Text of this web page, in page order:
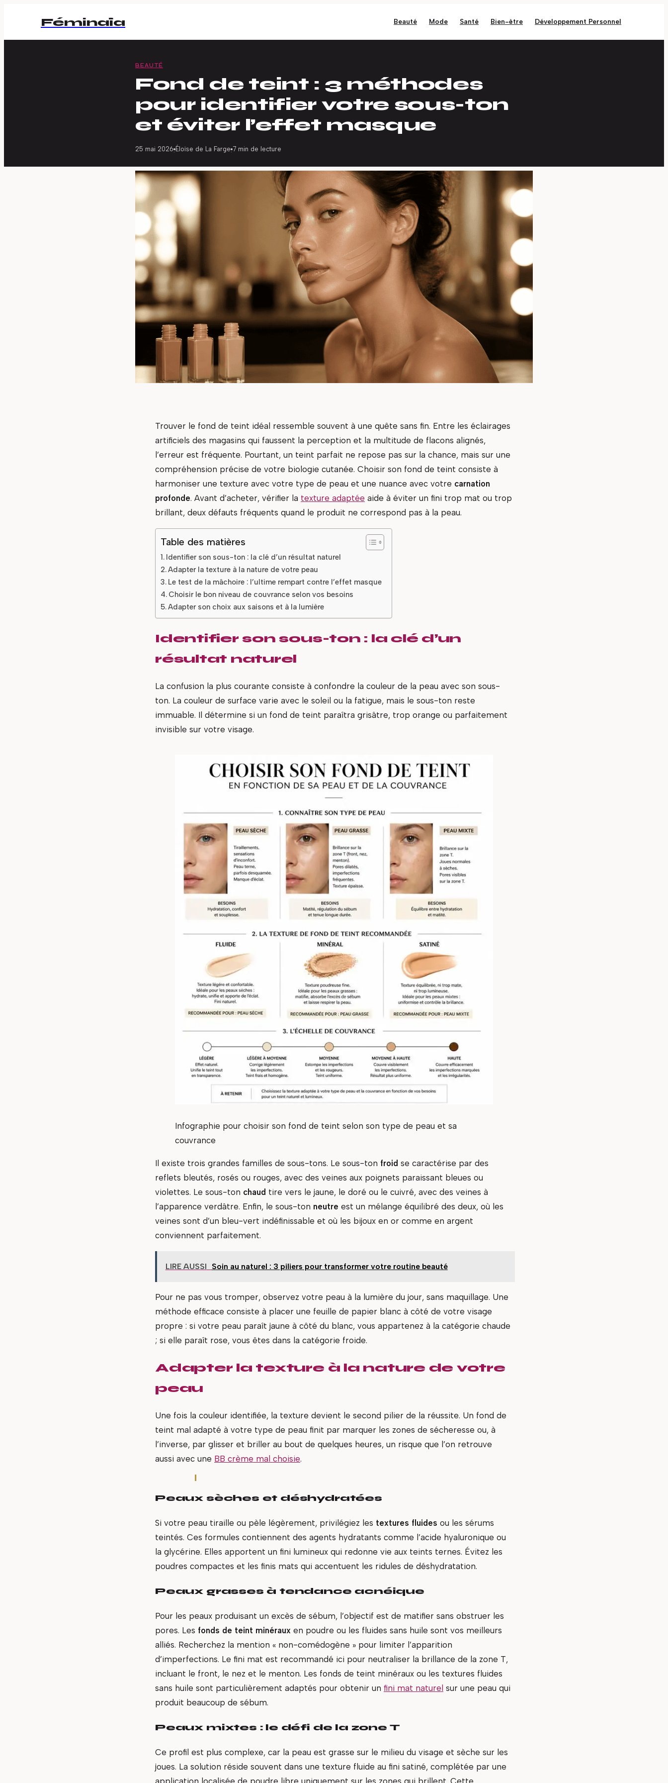
Féminaïa Beauté Mode Santé Bien-être Développement Personnel
BEAUTÉ
Fond de teint : 3 méthodes
pour identifier votre sous-ton
et éviter l’effet masque
25 mai 2026· Éloïse de La Farge·7 min de lecture
Trouver le fond de teint idéal ressemble souvent à une quête sans fin. Entre les éclairages
artificiels des magasins qui faussent la perception et la multitude de flacons alignés,
l’erreur est fréquente. Pourtant, un teint parfait ne repose pas sur la chance, mais sur une
compréhension précise de votre biologie cutanée. Choisir son fond de teint consiste à
harmoniser une texture avec votre type de peau et une nuance avec votre carnation
profonde. Avant d’acheter, vérifier la texture adaptée aide à éviter un fini trop mat ou trop
brillant, deux défauts fréquents quand le produit ne correspond pas à la peau.
Table des matières
Identifier son sous-ton : la clé d’un résultat naturel
Adapter la texture à la nature de votre peau
Le test de la mâchoire : l’ultime rempart contre l’effet masque
Choisir le bon niveau de couvrance selon vos besoins
Adapter son choix aux saisons et à la lumière
Identifier son sous-ton : la clé d’un
résultat naturel
La confusion la plus courante consiste à confondre la couleur de la peau avec son sous-
ton. La couleur de surface varie avec le soleil ou la fatigue, mais le sous-ton reste
immuable. Il détermine si un fond de teint paraîtra grisâtre, trop orange ou parfaitement
invisible sur votre visage.
Infographie pour choisir son fond de teint selon son type de peau et sa
couvrance
Il existe trois grandes familles de sous-tons. Le sous-ton froid se caractérise par des
reflets bleutés, rosés ou rouges, avec des veines aux poignets paraissant bleues ou
violettes. Le sous-ton chaud tire vers le jaune, le doré ou le cuivré, avec des veines à
l’apparence verdâtre. Enfin, le sous-ton neutre est un mélange équilibré des deux, où les
veines sont d’un bleu-vert indéfinissable et où les bijoux en or comme en argent
conviennent parfaitement.
LIRE AUSSI Soin au naturel : 3 piliers pour transformer votre routine beauté
Pour ne pas vous tromper, observez votre peau à la lumière du jour, sans maquillage. Une
méthode efficace consiste à placer une feuille de papier blanc à côté de votre visage
propre : si votre peau paraît jaune à côté du blanc, vous appartenez à la catégorie chaude
; si elle paraît rose, vous êtes dans la catégorie froide.
Adapter la texture à la nature de votre
peau
Une fois la couleur identifiée, la texture devient le second pilier de la réussite. Un fond de
teint mal adapté à votre type de peau finit par marquer les zones de sécheresse ou, à
l’inverse, par glisser et briller au bout de quelques heures, un risque que l’on retrouve
aussi avec une BB crème mal choisie.
Peaux sèches et déshydratées
Si votre peau tiraille ou pèle légèrement, privilégiez les textures fluides ou les sérums
teintés. Ces formules contiennent des agents hydratants comme l’acide hyaluronique ou
la glycérine. Elles apportent un fini lumineux qui redonne vie aux teints ternes. Évitez les
poudres compactes et les finis mats qui accentuent les ridules de déshydratation.
Peaux grasses à tendance acnéique
Pour les peaux produisant un excès de sébum, l’objectif est de matifier sans obstruer les
pores. Les fonds de teint minéraux en poudre ou les fluides sans huile sont vos meilleurs
alliés. Recherchez la mention « non-comédogène » pour limiter l’apparition
d’imperfections. Le fini mat est recommandé ici pour neutraliser la brillance de la zone T,
incluant le front, le nez et le menton. Les fonds de teint minéraux ou les textures fluides
sans huile sont particulièrement adaptés pour obtenir un fini mat naturel sur une peau qui
produit beaucoup de sébum.
Peaux mixtes : le défi de la zone T
Ce profil est plus complexe, car la peau est grasse sur le milieu du visage et sèche sur les
joues. La solution réside souvent dans une texture fluide au fini satiné, complétée par une
application localisée de poudre libre uniquement sur les zones qui brillent. Cette